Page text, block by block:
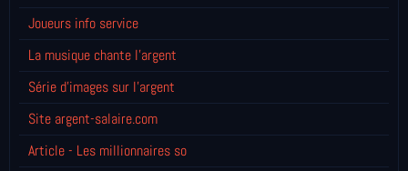
Joueurs info service
La musique chante l'argent
Série d'images sur l'argent
Site argent-salaire.com
Article - Les millionnaires so